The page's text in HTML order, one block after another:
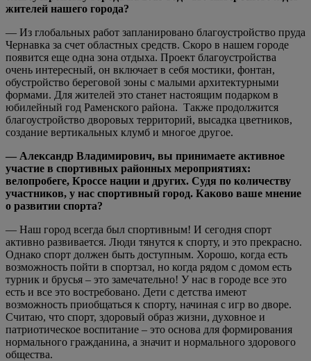
жителей нашего города?
— Из глобальных работ запланировано благоустройство пруда
Чернавка за счет областных средств. Скоро в нашем городе
появится еще одна зона отдыха. Проект благоустройства
очень интересный, он включает в себя мостики, фонтан,
обустройство береговой зоны с малыми архитектурными
формами. Для жителей это станет настоящим подарком в
юбилейный год Раменского района. Также продолжится
благоустройство дворовых территорий, высадка цветников,
создание вертикальных клумб и многое другое.
— Александр Владимирович, вы принимаете активное
участие в спортивных районных мероприятиях:
велопробеге, Кроссе нации и других. Судя по количеству
участников, у нас спортивный город. Каково ваше мнение
о развитии спорта?
— Наш город всегда был спортивным! И сегодня спорт
активно развивается. Люди тянутся к спорту, и это прекрасно.
Однако спорт должен быть доступным. Хорошо, когда есть
возможность пойти в спортзал, но когда рядом с домом есть
турник и брусья – это замечательно! У нас в городе все это
есть и все это востребовано. Дети с детства имеют
возможность приобщаться к спорту, начиная с игр во дворе.
Считаю, что спорт, здоровый образ жизни, духовное и
патриотическое воспитание – это основа для формирования
нормального гражданина, а значит и нормального здорового
общества.